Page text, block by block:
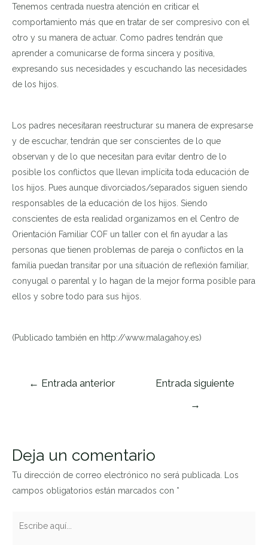
Tenemos centrada nuestra atención en criticar el
comportamiento más que en tratar de ser compresivo con el
otro y su manera de actuar. Como padres tendrán que
aprender a comunicarse de forma sincera y positiva,
expresando sus necesidades y escuchando las necesidades
de los hijos.
Los padres necesitaran reestructurar su manera de expresarse
y de escuchar, tendrán que ser conscientes de lo que
observan y de lo que necesitan para evitar dentro de lo
posible los conflictos que llevan implícita toda educación de
los hijos. Pues aunque divorciados/separados siguen siendo
responsables de la educación de los hijos. Siendo
conscientes de esta realidad organizamos en el Centro de
Orientación Familiar COF un taller con el fin ayudar a las
personas que tienen problemas de pareja o conflictos en la
familia puedan transitar por una situación de reflexión familiar,
conyugal o parental y lo hagan de la mejor forma posible para
ellos y sobre todo para sus hijos.
(Publicado también en http://www.malagahoy.es)
Navegación
← Entrada anterior
Entrada siguiente
→
Deja un comentario
Tu dirección de correo electrónico no será publicada. Los
campos obligatorios están marcados con *